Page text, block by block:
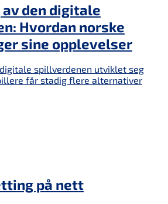
den digitale
Hvordan norske
sine opplevelser
spillverdenen utviklet seg
får stadig flere alternativer
på nett